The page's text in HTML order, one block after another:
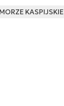
MORZE KASPIJSKIE